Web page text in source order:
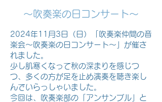
〜吹奏楽の日コンサート〜
2024年11月3日（日）「吹奏楽仲間の音
楽会～吹奏楽の日コンサート～」が催さ
れました。
少し肌寒くなって秋の深まりを感じつ
つ、多くの方が足を止め演奏を聴き楽し
んでいらっしゃいました。
今回は、吹奏楽部の「アンサンブル」と